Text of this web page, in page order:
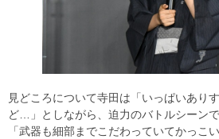
見どころについて寺田は「いっぱいあり
ど…」としながら、迫力のバトルシーン
「武器も細部までこだわっていてかっこ